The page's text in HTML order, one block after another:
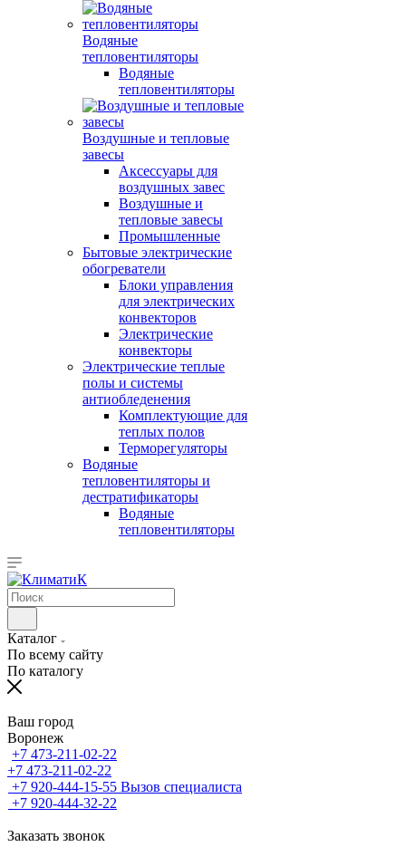
Водяные
тепловентиляторы
Водяные
тепловентиляторы
Воздушные и тепловые
завесы
Аксессуары для
воздушных завес
Воздушные и
тепловые завесы
Промышленные
Бытовые электрические
обогреватели
Блоки управления
для электрических
конвекторов
Электрические
конвекторы
Электрические теплые
полы и системы
антиобледенения
Комплектующие для
теплых полов
Терморегуляторы
Водяные
тепловентиляторы и
дестратификаторы
Водяные
тепловентиляторы
Каталог
По всему сайту
По каталогу
Ваш город
Воронеж
+7 473-211-02-22
+7 473-211-02-22
+7 920-444-15-55 Вызов специалиста
+7 920-444-32-22
Заказать звонок